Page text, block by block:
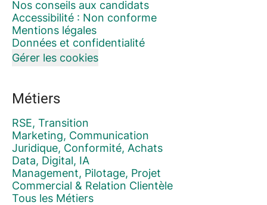
Nos conseils aux candidats
Accessibilité : Non conforme
Mentions légales
Données et confidentialité
Gérer les cookies
Métiers
RSE, Transition
Marketing, Communication
Juridique, Conformité, Achats
Data, Digital, IA
Management, Pilotage, Projet
Commercial & Relation Clientèle
Tous les Métiers